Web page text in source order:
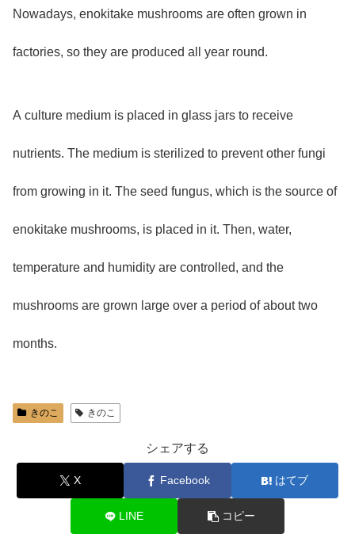
Nowadays, enokitake mushrooms are often grown in
factories, so they are produced all year round.
A culture medium is placed in glass jars to receive
nutrients. The medium is sterilized to prevent other fungi
from growing in it. The seed fungus, which is the source of
enokitake mushrooms, is placed in it. Then, water,
temperature and humidity are controlled, and the
mushrooms are grown large over a period of about two
months.
きのこ きのこ
シェアする
X Facebook はてブ
LINE コピー